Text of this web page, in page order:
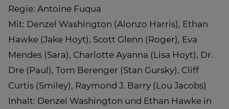
Regie: Antoine Fuqua
Mit: Denzel Washington (Alonzo Harris), Ethan
Hawke (Jake Hoyt), Scott Glenn (Roger), Eva
Mendes (Sara), Charlotte Ayanna (Lisa Hoyt), Dr.
Dre (Paul), Tom Berenger (Stan Gursky), Cliff
Curtis (Smiley), Raymond J. Barry (Lou Jacobs)
Inhalt: Denzel Washington und Ethan Hawke in